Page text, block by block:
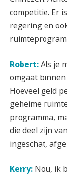
competitie. Er
regering en
Robert:Als je
omgaat
Hoeveel geld
geheime
programma,
die deel zijn
ingeschat,
Kerry: Nou, ik